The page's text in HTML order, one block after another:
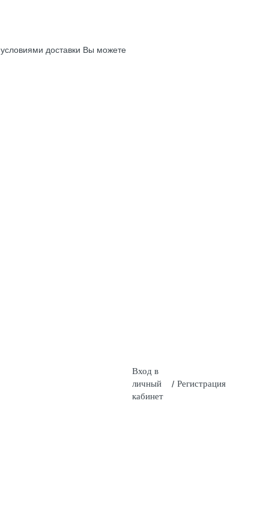
доставки Вы можете
Вход в
личный
кабинет
/ Регистрация